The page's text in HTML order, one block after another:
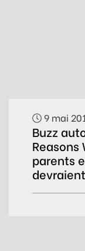
9 mai
Buzz
parents